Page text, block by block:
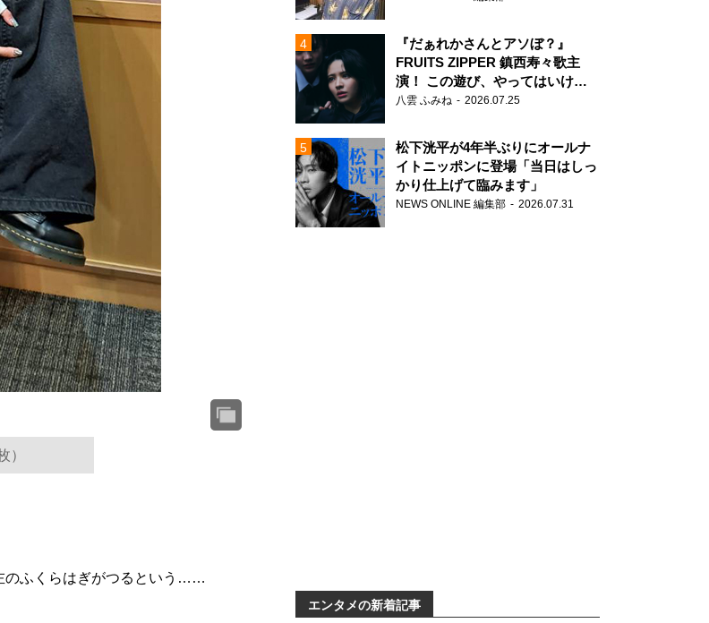
）
のふくらはぎがつるという……
『だぁれかさんとアソぼ？』
FRUITS ZIPPER 鎮西寿々歌主
演！ この遊び、やってはいけま
せん。
八雲 ふみね 2026.07.25
松下洸平が4年半ぶりにオールナ
イトニッポンに登場「当日はしっ
かり仕上げて臨みます」
NEWS ONLINE 編集部 2026.07.31
エンタメの新着記事